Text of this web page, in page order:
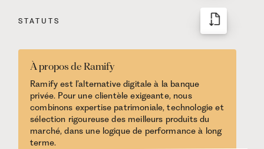
STATUTS
À propos de Ramify
Ramify est l’alternative digitale à la banque
privée. Pour une clientèle exigeante, nous
combinons expertise patrimoniale, technologie et
sélection rigoureuse des meilleurs produits du
marché, dans une logique de performance à long
terme.